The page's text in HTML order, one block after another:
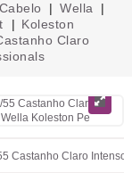
Wella
Koleston
Claro